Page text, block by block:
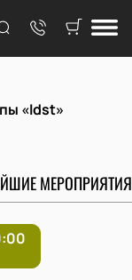
«Idst»
МЕРОПРИЯТИЯ